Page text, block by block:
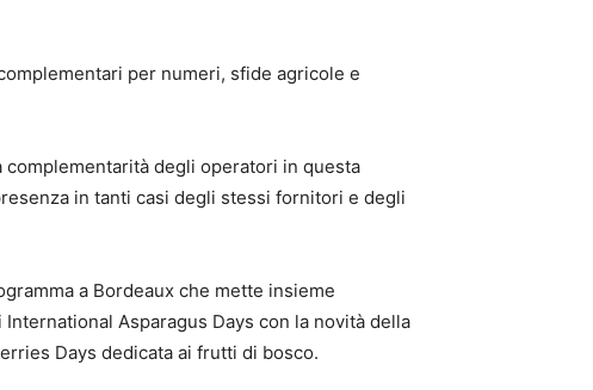
per numeri, sfide agricole e
degli operatori in questa
in tanti casi degli stessi fornitori e degli
a Bordeaux che mette insieme
Asparagus Days con la novità della
Days dedicata ai frutti di bosco.